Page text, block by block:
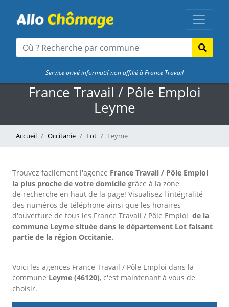
Service privé informatif non affilié à France Travail
France Travail / Pôle Emploi
Leyme
Accueil Occitanie Lot Leyme
Trouvez facilement l'agence France Travail / Pôle Emploi
la plus proche de votre domicile grâce à la zone
de recherche en haut de la page! Visualisez l'intégralité
des numéros de téléphone ainsi que les horaires
d'ouverture de tous les France Travail / Pôle Emploi de la
commune Leyme située dans le département Lot faisant
partie de la région Occitanie.
Voici les agences France Travail / Pôle Emploi dans la
commune Leyme (46120), c'est maintenant à vous de
choisir.